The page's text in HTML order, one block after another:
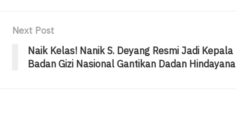
Next Post
Naik Kelas! Nanik S. Deyang Resmi Jadi Kepala
Badan Gizi Nasional Gantikan Dadan Hindayana